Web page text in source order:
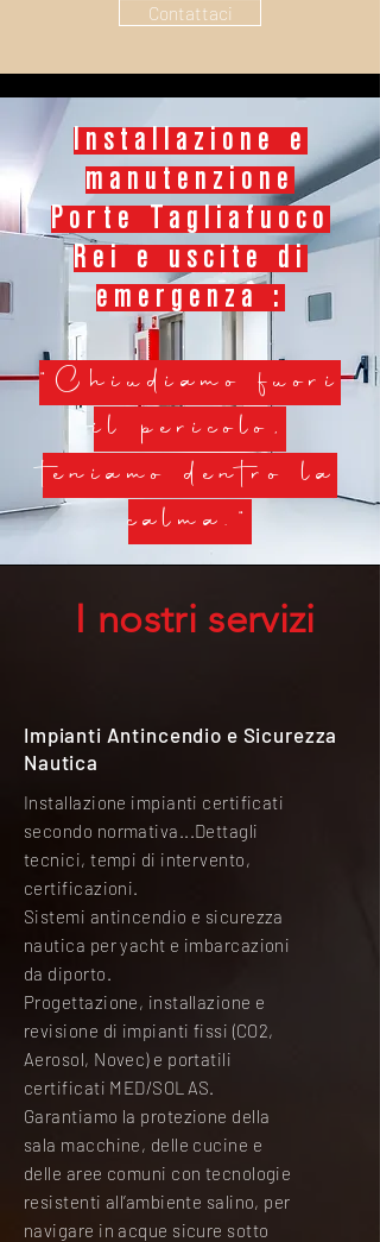
Contattaci
Installazione e
manutenzione
Porte Tagliafuoco
Rei e uscite di
emergenza :
"Chiudiamo fuori
il pericolo,
teniamo dentro la
calma."
I nostri servizi
Impianti Antincendio e Sicurezza
Nautica
Installazione impianti certificati
secondo normativa...Dettagli
tecnici, tempi di intervento,
certificazioni.
Sistemi antincendio e sicurezza
nautica per yacht e imbarcazioni
da diporto.
Progettazione, installazione e
revisione di impianti fissi (CO2,
Aerosol, Novec) e portatili
certificati MED/SOLAS.
Garantiamo la protezione della
sala macchine, delle cucine e
delle aree comuni con tecnologie
resistenti all’ambiente salino, per
navigare in acque sicure sotto